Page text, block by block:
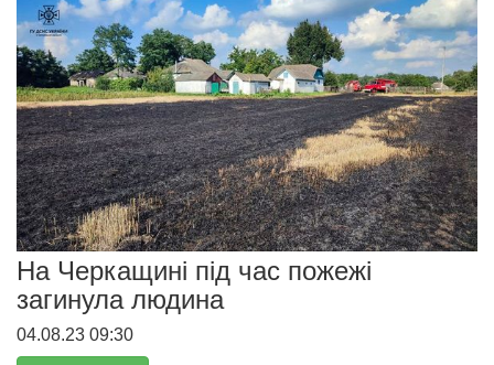
На Черкащині під час пожежі
загинула людина
04.08.23 09:30